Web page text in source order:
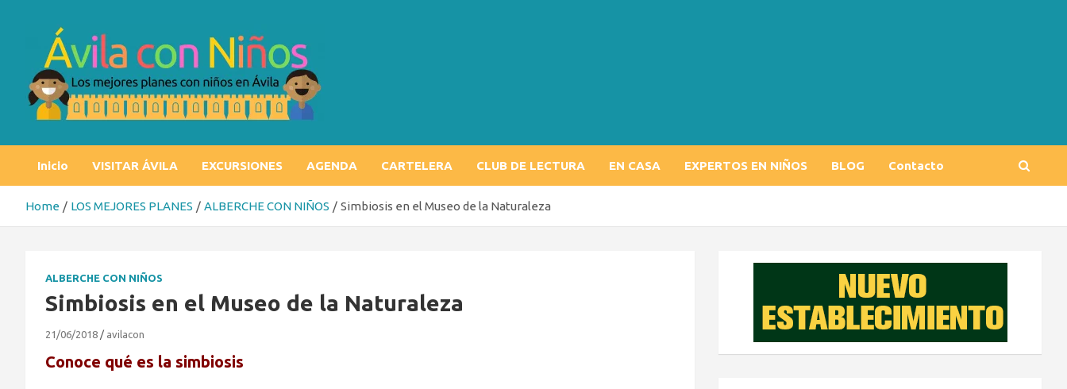
Inicio VISITAR ÁVILA EXCURSIONES AGENDA CARTELERA CLUB DE LECTURA EN CASA EXPERTOS EN NIÑOS BLOG Contacto
Home LOS MEJORES PLANES ALBERCHE CON NIÑOS Simbiosis en el Museo de la Naturaleza
ALBERCHE CON NIÑOS
Simbiosis en el Museo de la Naturaleza
21/06/2018 avilacon
Conoce qué es la simbiosis